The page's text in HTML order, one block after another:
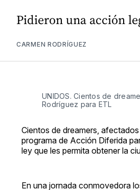
Pidieron una acción
CARMEN RODRÍGUEZ
UNIDOS. Cientos de
Rodríguez para ETL
Cientos de dreamers,
programa de Acción Diferida
ley que les permita obtener la
En una jornada conmovedora